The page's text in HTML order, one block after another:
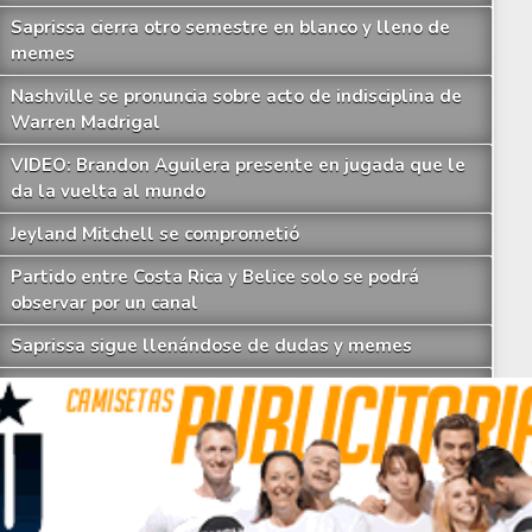
Saprissa cierra otro semestre en blanco y lleno de
memes
Nashville se pronuncia sobre acto de indisciplina de
Warren Madrigal
VIDEO: Brandon Aguilera presente en jugada que le
da la vuelta al mundo
Jeyland Mitchell se comprometió
Partido entre Costa Rica y Belice solo se podrá
observar por un canal
Saprissa sigue llenándose de dudas y memes
Cae otro técnico en el Clausura y Minor Díaz tomará
su lugar
Los imperdibles memes que deja otro fiasco de
Saprissa a nivel internacional
Celso Borges enfrenta investigación penal por
Herediano anuncia la renovación de su histórico goleador Yendrick